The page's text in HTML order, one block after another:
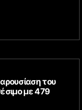
του
με 479